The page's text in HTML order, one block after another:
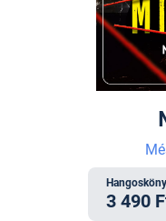
3 490